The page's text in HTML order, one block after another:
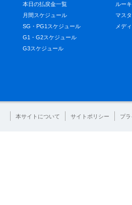
本日の払戻金一覧
月間スケジュール
SG・PG1スケジュール
G1・G2スケジュール
G3スケジュール
ルー
マス
メデ
本サイトについて サイトポリシー プ